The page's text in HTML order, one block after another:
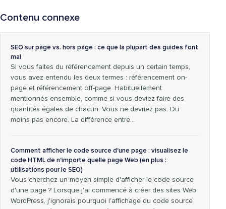
Contenu connexe
SEO sur page vs. hors page : ce que la plupart des guides font
mal
Si vous faites du référencement depuis un certain temps,
vous avez entendu les deux termes : référencement on-
page et référencement off-page. Habituellement
mentionnés ensemble, comme si vous deviez faire des
quantités égales de chacun. Vous ne devriez pas. Du
moins pas encore. La différence entre…
Comment afficher le code source d'une page : visualisez le
code HTML de n'importe quelle page Web (en plus :
utilisations pour le SEO)
Vous cherchez un moyen simple d'afficher le code source
d'une page ? Lorsque j'ai commencé à créer des sites Web
WordPress, j'ignorais pourquoi l'affichage du code source